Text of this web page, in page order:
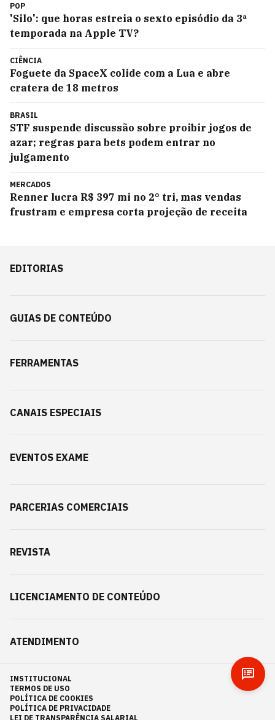
POP
'Silo': que horas estreia o sexto episódio da 3ª
temporada na Apple TV?
CIÊNCIA
Foguete da SpaceX colide com a Lua e abre
cratera de 18 metros
BRASIL
STF suspende discussão sobre proibir jogos de
azar; regras para bets podem entrar no
julgamento
MERCADOS
Renner lucra R$ 397 mi no 2° tri, mas vendas
frustram e empresa corta projeção de receita
EDITORIAS
GUIAS DE CONTEÚDO
FERRAMENTAS
CANAIS ESPECIAIS
EVENTOS EXAME
PARCERIAS COMERCIAIS
REVISTA
LICENCIAMENTO DE CONTEÚDO
ATENDIMENTO
INSTITUCIONAL
TERMOS DE USO
POLÍTICA DE COOKIES
POLÍTICA DE PRIVACIDADE
LEI DE TRANSPARÊNCIA SALARIAL